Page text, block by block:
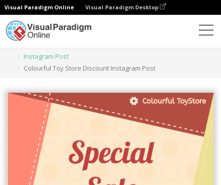
Visual Paradigm Online Visual Paradigm Desktop
Instagram Post
Colourful Toy Store Discount Instagram Post